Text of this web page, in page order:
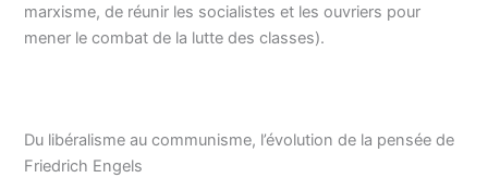
marxisme, de réunir les socialistes et les ouvriers pour
mener le combat de la lutte des classes).
Du libéralisme au communisme, l’évolution de la pensée de
Friedrich Engels